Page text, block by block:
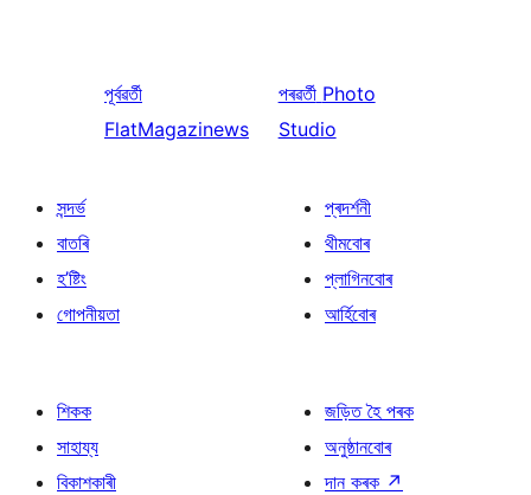
পূৰ্বৱৰ্তী
FlatMagazinews
পৰৱৰ্তী Photo
Studio
সন্দৰ্ভ
বাতৰি
হ’ষ্টিং
গোপনীয়তা
প্ৰদৰ্শনী
থীমবোৰ
প্লাগিনবোৰ
আৰ্হিবোৰ
শিকক
সাহায্য
বিকাশকাৰী
জড়িত হৈ পৰক
অনুষ্ঠানবোৰ
দান কৰক ↗